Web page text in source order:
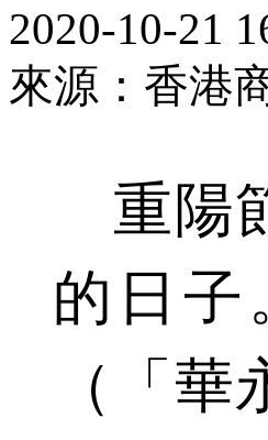
2020-10-21
來源：香港
重陽
的日子
（「